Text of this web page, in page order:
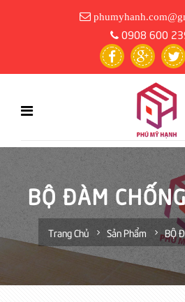
0908 600
BỘ ĐÀM
Trang Chủ Sản Phẩm BỘ